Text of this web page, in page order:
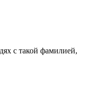
с такой фамилией,